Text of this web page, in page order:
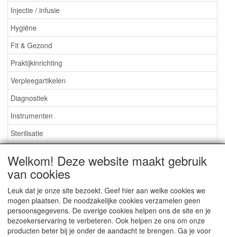
Injectie / infusie
Hygiëne
Fit & Gezond
Praktijkinrichting
Verpleegartikelen
Diagnostiek
Instrumenten
Sterilisatie
Aktieartikelen
Medisan Trading te Alblasserdam. Alle genoemde prijzen zijn
Welkom! Deze website maakt gebruik
van cookies
Leuk dat je onze site bezoekt. Geef hier aan welke cookies we
mogen plaatsen. De noodzakelijke cookies verzamelen geen
persoonsgegevens. De overige cookies helpen ons de site en je
bezoekerservaring te verbeteren. Ook helpen ze ons om onze
producten beter bij je onder de aandacht te brengen. Ga je voor